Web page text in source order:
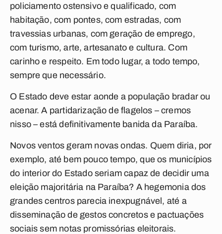
policiamento ostensivo e qualificado, com
habitação, com pontes, com estradas, com
travessias urbanas, com geração de emprego,
com turismo, arte, artesanato e cultura. Com
carinho e respeito. Em todo lugar, a todo tempo,
sempre que necessário.
O Estado deve estar aonde a população bradar ou
acenar. A partidarização de flagelos – cremos
nisso – está definitivamente banida da Paraíba.
Novos ventos geram novas ondas. Quem diria, por
exemplo, até bem pouco tempo, que os municípios
do interior do Estado seriam capaz de decidir uma
eleição majoritária na Paraíba? A hegemonia dos
grandes centros parecia inexpugnável, até a
disseminação de gestos concretos e pactuações
sociais sem notas promissórias eleitorais.